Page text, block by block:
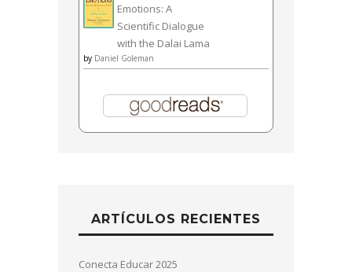
Emotions: A
Scientific Dialogue
with the Dalai Lama
by Daniel Goleman
ARTÍCULOS RECIENTES
Conecta Educar 2025